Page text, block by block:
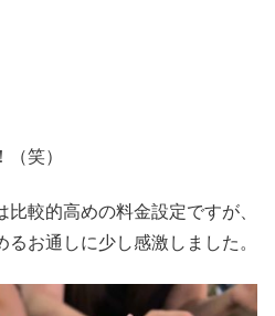
笑）
較的高めの料金設定ですが、
お通しに少し感激しました。